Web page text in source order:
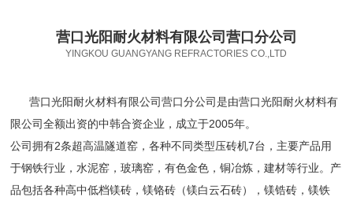
营口光阳耐火材料有限公司营口分公司
YINGKOU GUANGYANG REFRACTORIES CO.,LTD
营口光阳耐火材料有限公司营口分公司是由营口光阳耐火材料有
限公司全额出资的中韩合资企业，成立于2005年。
公司拥有2条超高温隧道窑，各种不同类型压砖机7台，主要产品用
于钢铁行业，水泥窑，玻璃窑，有色金色，铜冶炼，建材等行业。产
品包括各种高中低档镁砖，镁铬砖（镁白云石砖），镁锆砖，镁铁